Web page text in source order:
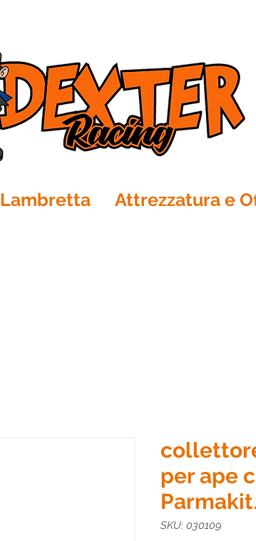
Lambretta Attrezzatura e
per ape
SKU: 030109